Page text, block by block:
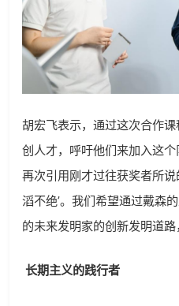
胡宏飞表示，通过这次合作
创人才，呼吁他们来加入这
再次引用刚才过往获奖者所
滔不绝’。我们希望通过戴森
的未来发明家的创新发明道路
长期主义的践行者